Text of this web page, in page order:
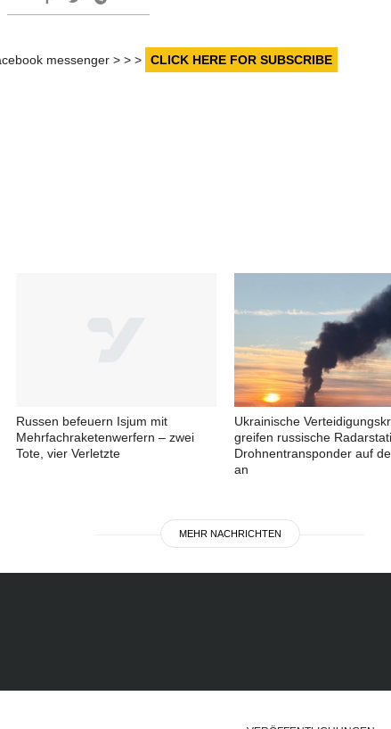
messenger > > > CLICK HERE FOR SUBSCRIBE
Russen befeuern Isjum mit
Mehrfachraketenwerfern – zwei
Tote, vier Verletzte
Ukrainische
greifen russische
Drohnentransponder auf
an
MEHR NACHRICHTEN